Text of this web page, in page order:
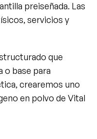
preiseñada. Las
servicios y
que
o base para
crearemos uno
en polvo de Vital